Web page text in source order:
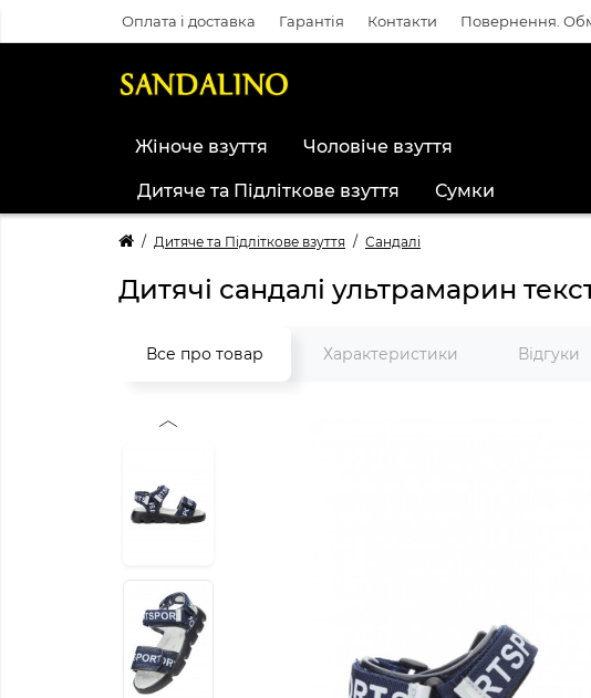
Оплата і доставка Гарантія Контакти Повернення.
Жіноче взуття Чоловіче взуття
Дитяче та Підліткове взуття Сумки
Дитяче та Підліткове взуття Сандалі
Дитячі сандалі ультрамарин
Все про товар Характеристики Відгуки